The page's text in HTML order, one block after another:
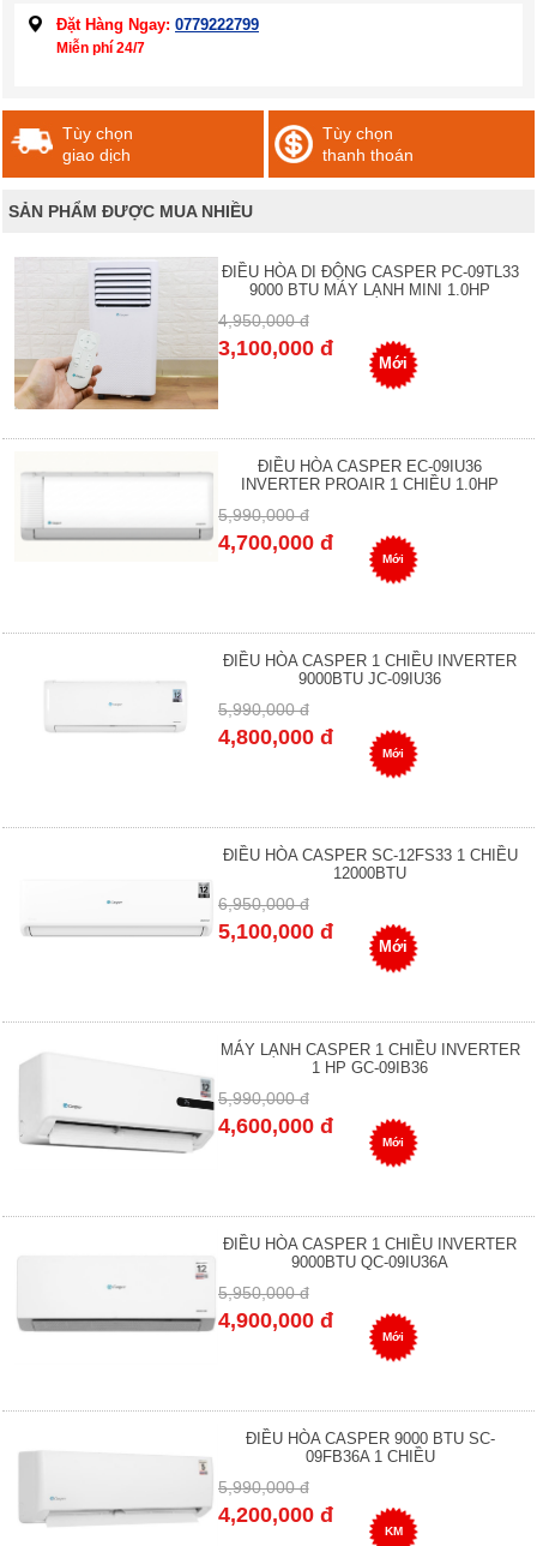
Đặt Hàng Ngay: 0779222799
Miễn phí 24/7
Tùy chọn
giao dịch
Tùy chọn
thanh thoán
SẢN PHẨM ĐƯỢC MUA NHIỀU
ĐIỀU HÒA DI ĐỘNG CASPER PC-09TL33
9000 BTU MÁY LẠNH MINI 1.0HP
4,950,000 đ
3,100,000 đ
Mới
ĐIỀU HÒA CASPER EC-09IU36
INVERTER PROAIR 1 CHIỀU 1.0HP
5,990,000 đ
4,700,000 đ
Mới
ĐIỀU HÒA CASPER 1 CHIỀU INVERTER
9000BTU JC-09IU36
5,990,000 đ
4,800,000 đ
Mới
ĐIỀU HÒA CASPER SC-12FS33 1 CHIỀU
12000BTU
6,950,000 đ
5,100,000 đ
Mới
MÁY LẠNH CASPER 1 CHIỀU INVERTER
1 HP GC-09IB36
5,990,000 đ
4,600,000 đ
Mới
ĐIỀU HÒA CASPER 1 CHIỀU INVERTER
9000BTU QC-09IU36A
5,950,000 đ
4,900,000 đ
Mới
ĐIỀU HÒA CASPER 9000 BTU SC-
09FB36A 1 CHIỀU
5,990,000 đ
4,200,000 đ
KM